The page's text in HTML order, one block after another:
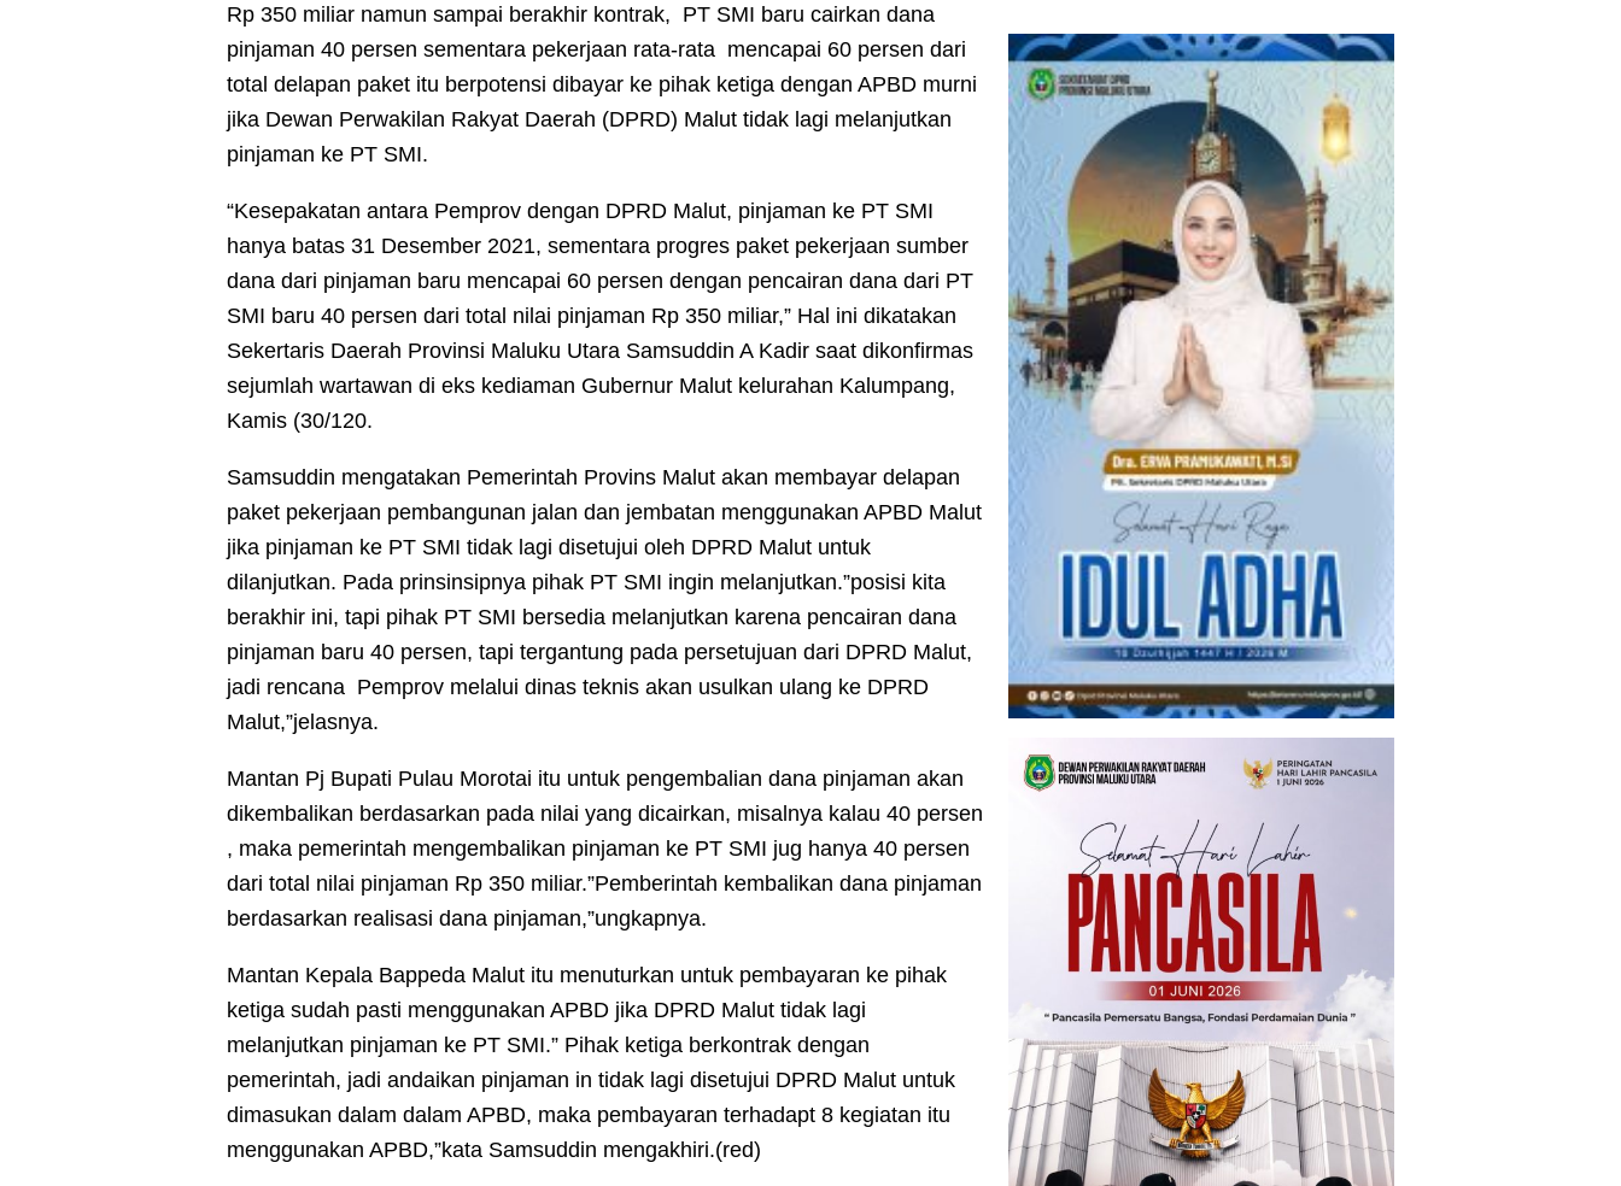
Rp 350 miliar namun sampai berakhir kontrak, PT SMI baru cairkan dana
pinjaman 40 persen sementara pekerjaan rata-rata mencapai 60 persen dari
total delapan paket itu berpotensi dibayar ke pihak ketiga dengan APBD murni
jika Dewan Perwakilan Rakyat Daerah (DPRD) Malut tidak lagi melanjutkan
pinjaman ke PT SMI.
“Kesepakatan antara Pemprov dengan DPRD Malut, pinjaman ke PT SMI
hanya batas 31 Desember 2021, sementara progres paket pekerjaan sumber
dana dari pinjaman baru mencapai 60 persen dengan pencairan dana dari PT
SMI baru 40 persen dari total nilai pinjaman Rp 350 miliar,” Hal ini dikatakan
Sekertaris Daerah Provinsi Maluku Utara Samsuddin A Kadir saat dikonfirmas
sejumlah wartawan di eks kediaman Gubernur Malut kelurahan Kalumpang,
Kamis (30/120.
Samsuddin mengatakan Pemerintah Provins Malut akan membayar delapan
paket pekerjaan pembangunan jalan dan jembatan menggunakan APBD Malut
jika pinjaman ke PT SMI tidak lagi disetujui oleh DPRD Malut untuk
dilanjutkan. Pada prinsinsipnya pihak PT SMI ingin melanjutkan.”posisi kita
berakhir ini, tapi pihak PT SMI bersedia melanjutkan karena pencairan dana
pinjaman baru 40 persen, tapi tergantung pada persetujuan dari DPRD Malut,
jadi rencana Pemprov melalui dinas teknis akan usulkan ulang ke DPRD
Malut,”jelasnya.
Mantan Pj Bupati Pulau Morotai itu untuk pengembalian dana pinjaman akan
dikembalikan berdasarkan pada nilai yang dicairkan, misalnya kalau 40 persen
, maka pemerintah mengembalikan pinjaman ke PT SMI jug hanya 40 persen
dari total nilai pinjaman Rp 350 miliar.”Pemberintah kembalikan dana pinjaman
berdasarkan realisasi dana pinjaman,”ungkapnya.
Mantan Kepala Bappeda Malut itu menuturkan untuk pembayaran ke pihak
ketiga sudah pasti menggunakan APBD jika DPRD Malut tidak lagi
melanjutkan pinjaman ke PT SMI.” Pihak ketiga berkontrak dengan
pemerintah, jadi andaikan pinjaman in tidak lagi disetujui DPRD Malut untuk
dimasukan dalam dalam APBD, maka pembayaran terhadapt 8 kegiatan itu
menggunakan APBD,”kata Samsuddin mengakhiri.(red)